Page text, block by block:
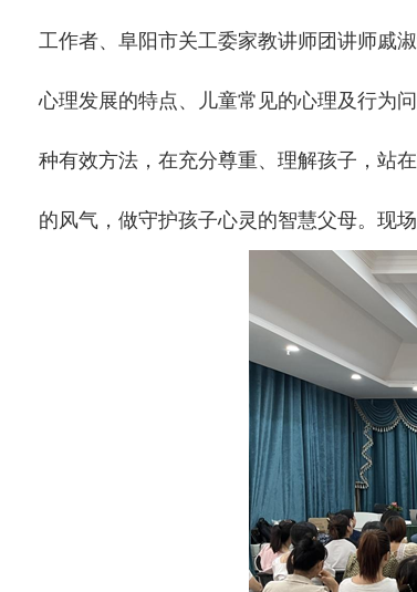
工作者、阜阳市关工委家教讲师团讲师戚
心理发展的特点、儿童常见的心理及行为
种有效方法，在充分尊重、理解孩子，站
的风气，做守护孩子心灵的智慧父母。现